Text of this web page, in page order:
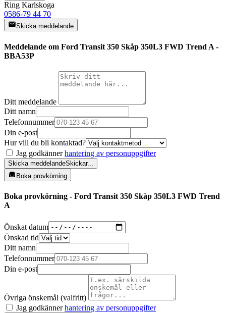
Ring Karlskoga
0586-79 44 70
Skicka meddelande
Meddelande om Ford Transit 350 Skåp 350L3 FWD Trend A -
BBA53P
Ditt meddelande
Ditt namn
Telefonnummer
Din e-post
Hur vill du bli kontaktad?
Jag godkännerhantering av personuppgifter
Skicka meddelandeSkickar...
Boka provkörning
Boka provkörning - Ford Transit 350 Skåp 350L3 FWD Trend
A
Önskat datum
Önskad tid
Ditt namn
Telefonnummer
Din e-post
Övriga önskemål (valfritt)
Jag godkännerhantering av personuppgifter